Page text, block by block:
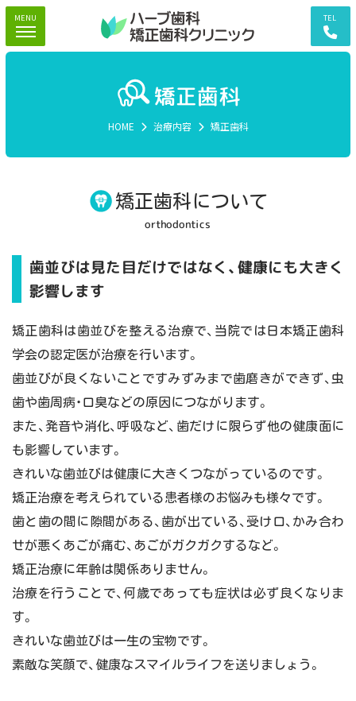
TEL
MENU
矯正歯科
HOME 治療内容 矯正歯科
矯正歯科について
orthodontics
歯並びは見た目だけではなく、健康にも大きく
影響します
矯正歯科は歯並びを整える治療で、当院では日本矯正歯科
学会の認定医が治療を行います。
歯並びが良くないことですみずみまで歯磨きができず、虫
歯や歯周病・口臭などの原因につながります。
また、発音や消化、呼吸など、歯だけに限らず他の健康面に
も影響しています。
きれいな歯並びは健康に大きくつながっているのです。
矯正治療を考えられている患者様のお悩みも様々です。
歯と歯の間に隙間がある、歯が出ている、受け口、かみ合わ
せが悪くあごが痛む、あごがガクガクするなど。
矯正治療に年齢は関係ありません。
治療を行うことで、何歳であっても症状は必ず良くなりま
す。
きれいな歯並びは一生の宝物です。
素敵な笑顔で、健康なスマイルライフを送りましょう。